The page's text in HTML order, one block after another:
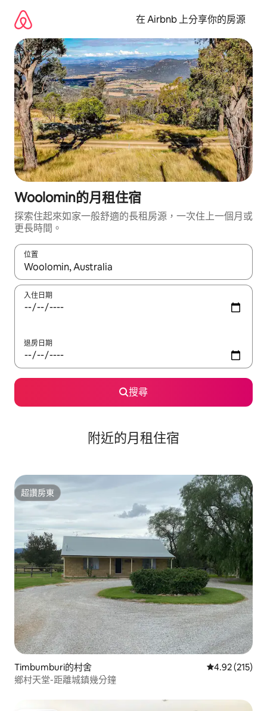
在 Airbnb 上分享你的房源
Woolomin的月租住宿
探索住起來如家一般舒適的長租房源，一次住上一個月或
更長時間。
位置
如有搜尋結果，瀏覽內容時請使用上下箭頭，或輕點、滑動裝置。
入住日期
退房日期
搜尋
附近的月租住宿
超讚房東
超讚房東
Timbumburi的村舍 從 215 則評價
4.92 (215)
鄉村天堂-距離城鎮幾分鐘